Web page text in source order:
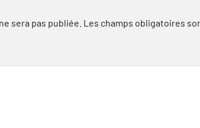
sera pas publiée. Les champs obligatoires